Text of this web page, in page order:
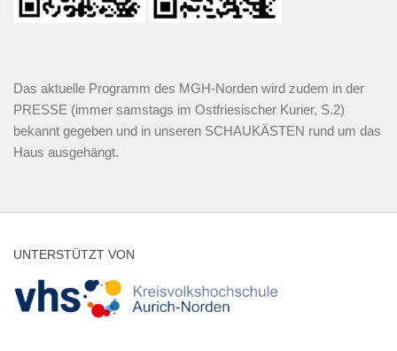
Das aktuelle Programm des MGH-Norden wird zudem in der
PRESSE (immer samstags im Ostfriesischer Kurier, S.2)
bekannt gegeben und in unseren SCHAUKÄSTEN rund um das
Haus ausgehängt.
UNTERSTÜTZT VON